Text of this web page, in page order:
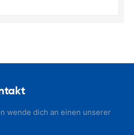
wende dich an einen unserer